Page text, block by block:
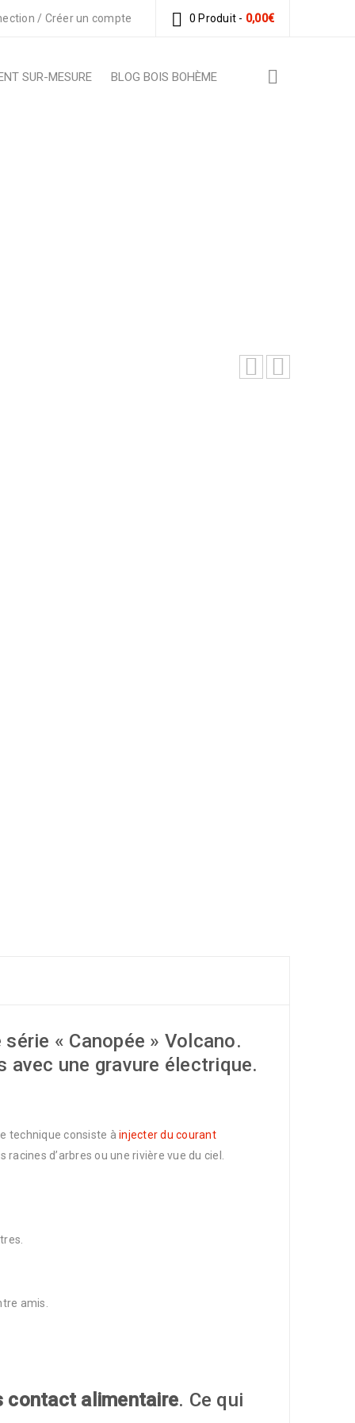
0 Produit - 0,00€
/ Créer un compte
SUR-MESURE BLOG BOIS BOHÈME
« Canopée » Volcano.
avec une gravure électrique.
technique consiste à injecter du courant
d’arbres ou une rivière vue du ciel.
amis.
contact alimentaire. Ce qui